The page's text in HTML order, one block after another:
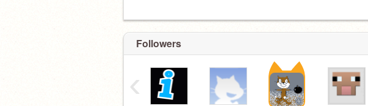
Followers
‹